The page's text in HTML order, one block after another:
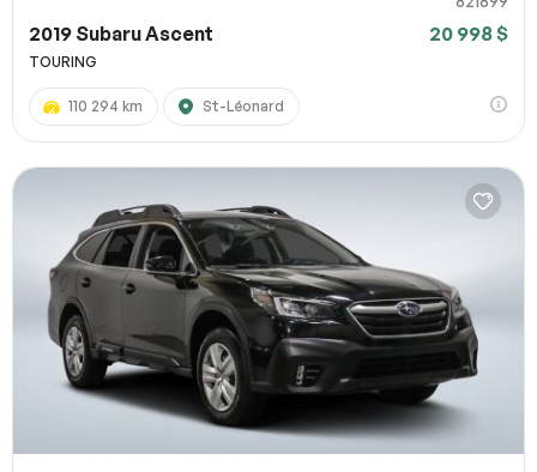
2019 Subaru Ascent 20 998 $
TOURING
110 294 km St-Léonard